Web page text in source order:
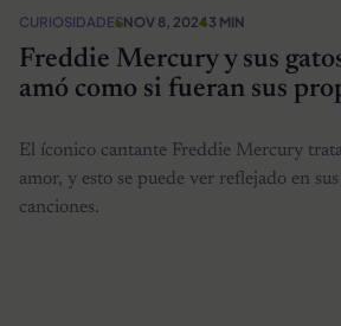
CURIOSIDADESNOV 8, 20243 MIN
Freddie Mercury y sus
amó como si fueran sus
El íconico cantante Freddie Mercury
amor, y esto se puede ver reflejado en
canciones.